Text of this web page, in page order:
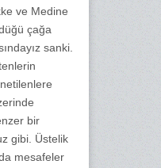
ve Medine
çağa
sanki.
bir
gibi. Üstelik
mesafeler